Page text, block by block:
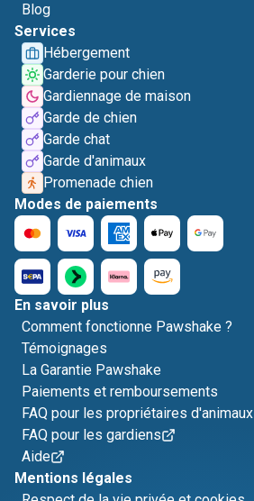
Blog
Services
Hébergement
Garderie pour chien
Gardiennage de maison
Garde de chien
Garde chat
Garde d'animaux
Promenade chien
Modes de paiements
En savoir plus
Comment fonctionne Pawshake ?
Témoignages
La Garantie Pawshake
Paiements et remboursements
FAQ pour les propriétaires d'animaux
FAQ pour les gardiens
Aide
Mentions légales